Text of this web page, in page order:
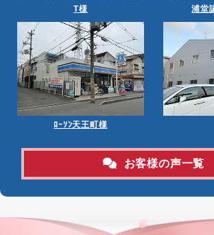
T様 浦堂
ﾛｰｿﾝ天王町様
お客様の声一覧